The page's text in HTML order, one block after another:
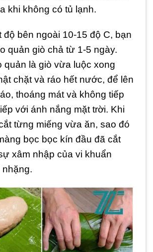
khi không có tủ lạnh.
độ bên ngoài 10-15 độ C, bạn
quản giò chả từ 1-5 ngày.
quản là giò vừa luộc xong
chặt và ráo hết nước, để lên
thoáng mát và không tiếp
với ánh nắng mặt trời. Khi
từng miếng vừa ăn, sao đó
bọc bọc kín đầu đã cắt
xâm nhập của vi khuẩn
nhặng.